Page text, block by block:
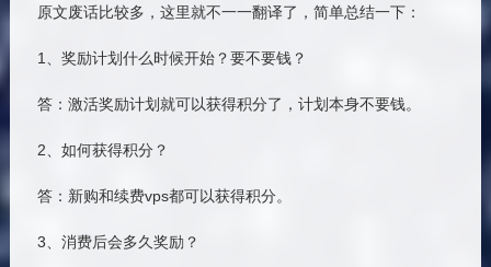
原文废话比较多，这里就不一一翻译了，简单总结一下：
1、奖励计划什么时候开始？要不要钱？
答：激活奖励计划就可以获得积分了，计划本身不要钱。
2、如何获得积分？
答：新购和续费vps都可以获得积分。
3、消费后会多久奖励？